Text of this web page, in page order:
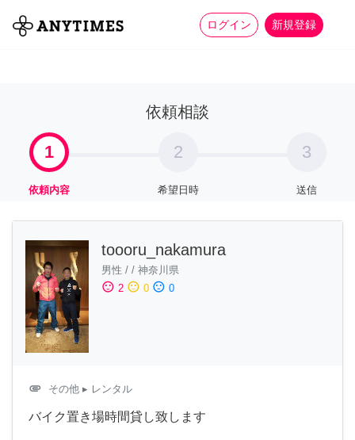
ログイン 新規登録
全て 家事 more_horiz
依頼相談
1
依頼内容
2
希望日時
3
送信
toooru_nakamura
男性 / / 神奈川県
sentiment_satisfied 2 sentiment_neutral 0 sentiment_dissatisfied 0
attachment その他 ▸ レンタル
バイク置き場時間貸し致します